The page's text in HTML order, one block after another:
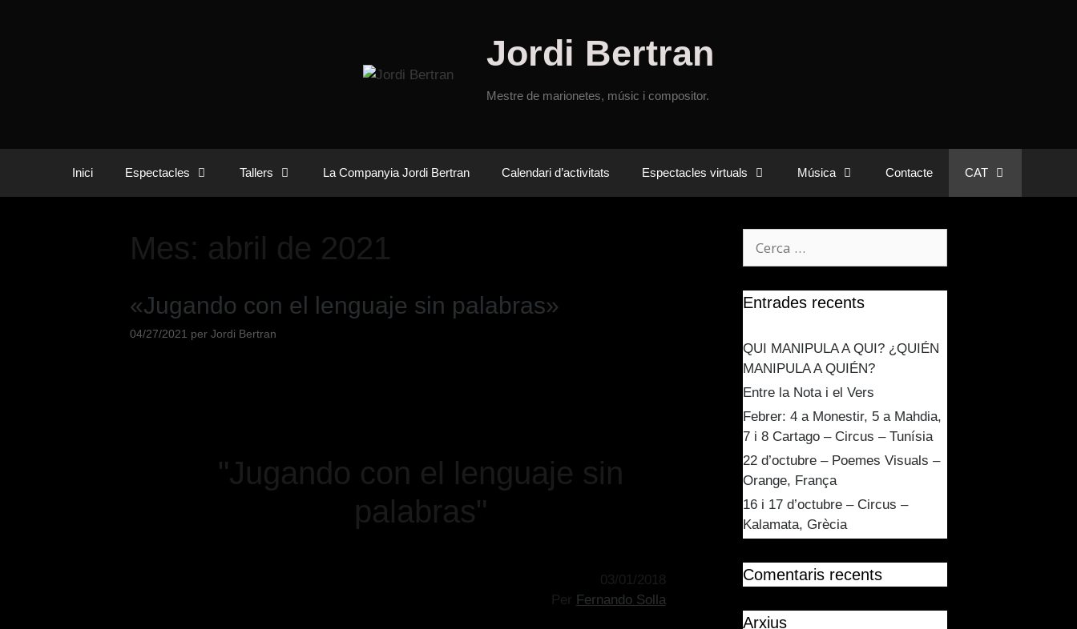
Jordi Bertran
Mestre de marionetes, músic i compositor.
Inici Espectacles Tallers La Companyia Jordi Bertran Calendari d’activitats Espectacles virtuals Música Contacte CAT
Mes: abril de 2021
«Jugando con el lenguaje sin palabras»
04/27/2021 per Jordi Bertran
"Jugando con el lenguaje sin
palabras"
03/01/2018
Per Fernando Solla
Entrades recents
QUI MANIPULA A QUI? ¿QUIÉN
MANIPULA A QUIÉN?
Entre la Nota i el Vers
Febrer: 4 a Monestir, 5 a Mahdia,
7 i 8 Cartago – Circus – Tunísia
22 d’octubre – Poemes Visuals –
Orange, França
16 i 17 d’octubre – Circus –
Kalamata, Grècia
Comentaris recents
Arxius